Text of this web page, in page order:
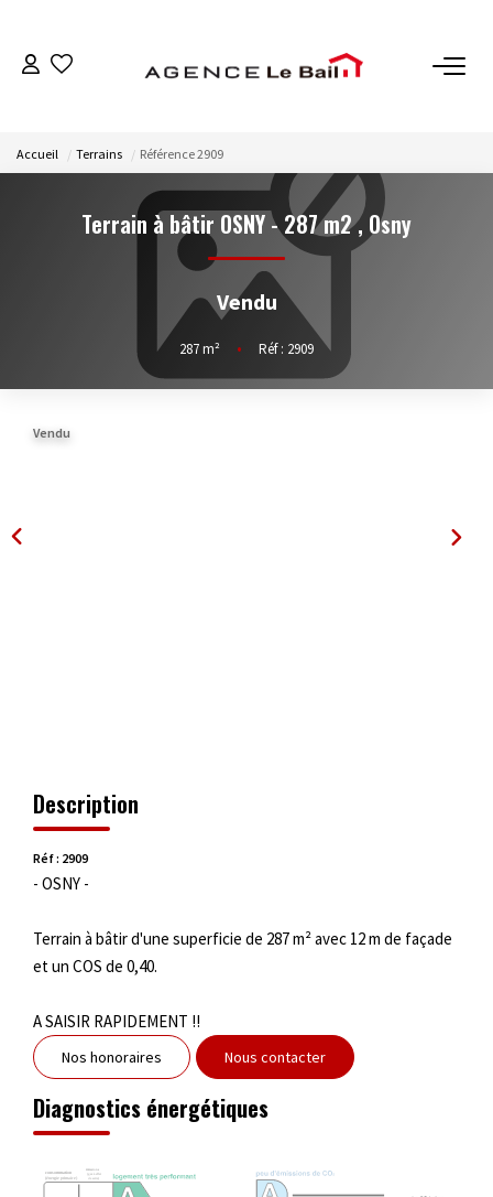
ESTIMATION
LOCATIONS
GESTION
Accueil Terrains Référence 2909
Terrain à bâtir OSNY - 287 m2, Osny
Vendu
287m² • Réf : 2909
Vendu
Description
Réf : 2909
- OSNY -
Terrain à bâtir d'une superficie de 287 m² avec 12 m de façade
et un COS de 0,40.
A SAISIR RAPIDEMENT !!
Nos honoraires Nous contacter
Diagnostics énergétiques